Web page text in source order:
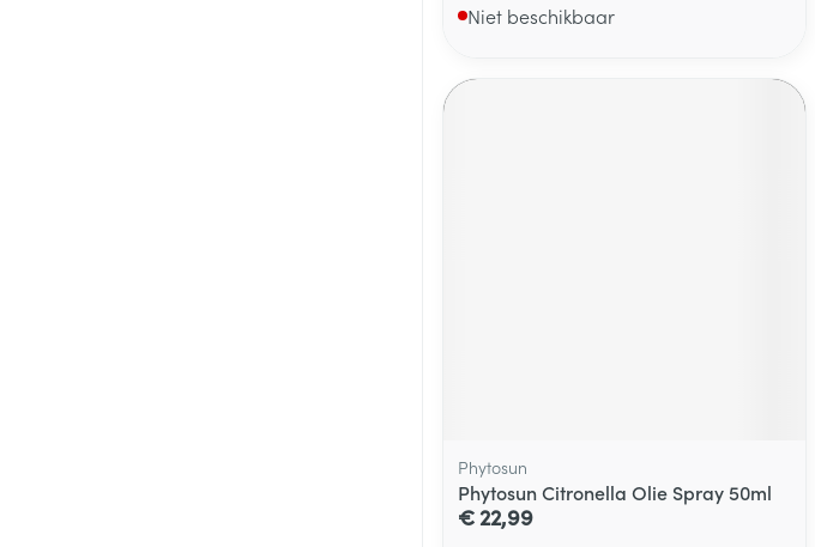
Niet beschikbaar
Phytosun
Phytosun Citronella Olie Spray 50ml
€ 22,99